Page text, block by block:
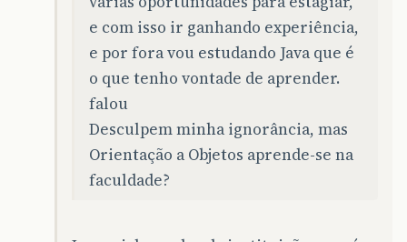
e com isso ir ganhando experiência,
e por fora vou estudando Java que é
o que tenho vontade de aprender.
falou
Desculpem minha ignorância, mas
Orientação a Objetos aprende-se na
faculdade?